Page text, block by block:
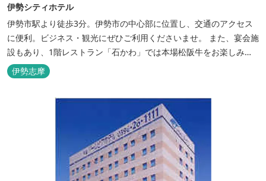
伊勢シティホテル
伊勢市駅より徒歩3分。伊勢市の中心部に位置し、交通のアクセス
に便利。ビジネス・観光にぜひご利用くださいませ。 また、宴会施
設もあり、1階レストラン「石かわ」では本場松阪牛をお楽しみい
ただけます。
伊勢志摩